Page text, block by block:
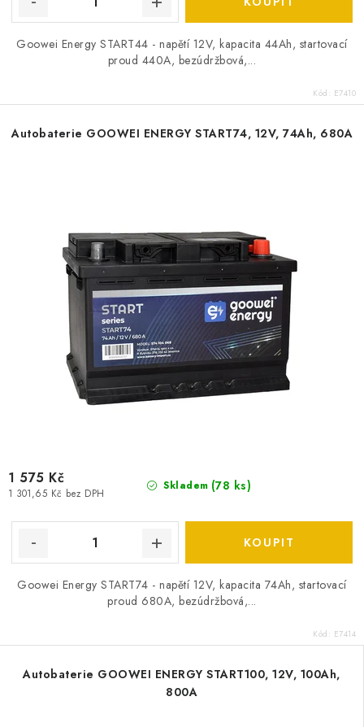
Goowei Energy START44 - napětí 12V, kapacita 44Ah, startovací
proud 440A, bezúdržbová,...
Kód: E7410
Autobaterie GOOWEI ENERGY START74, 12V, 74Ah, 680A
Skladem (78 ks)
1 301,65 Kč bez DPH
1 575 Kč
Goowei Energy START74 - napětí 12V, kapacita 74Ah, startovací
proud 680A, bezúdržbová,...
Kód: E7414
Autobaterie GOOWEI ENERGY START100, 12V, 100Ah,
800A